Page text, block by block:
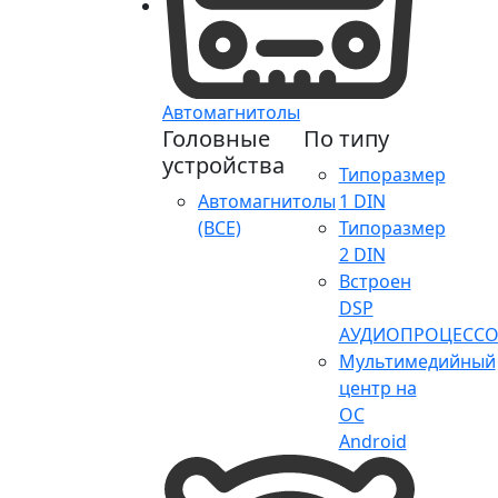
Автомагнитолы
Головные
устройства
Автомагнитолы
(ВСЕ)
По типу
Типоразмер
1 DIN
Типоразмер
2 DIN
Встроен
DSP
Мультимедийный
центр на
ОС
Android